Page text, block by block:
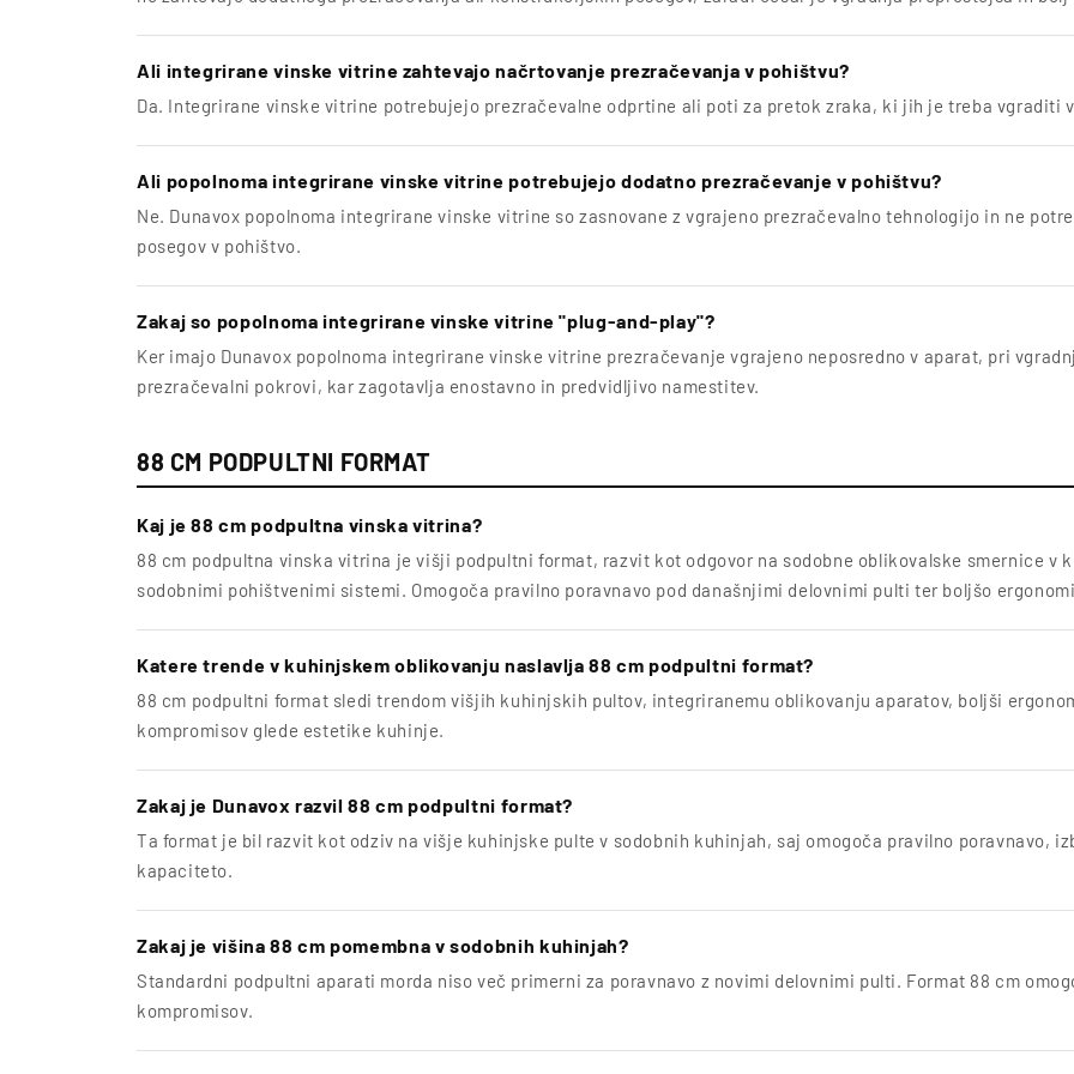
Ali integrirane vinske vitrine zahtevajo načrtovanje prezračevanja v pohištvu?
Da. Integrirane vinske vitrine potrebujejo prezračevalne odprtine ali poti za pretok zraka, ki jih je treba vgraditi
Ali popolnoma integrirane vinske vitrine potrebujejo dodatno prezračevanje v pohištvu?
Ne. Dunavox popolnoma integrirane vinske vitrine so zasnovane z vgrajeno prezračevalno tehnologijo in ne
posegov v pohištvo.
Zakaj so popolnoma integrirane vinske vitrine "plug-and-play"?
Ker imajo Dunavox popolnoma integrirane vinske vitrine prezračevanje vgrajeno neposredno v aparat, pri
prezračevalni pokrovi, kar zagotavlja enostavno in predvidljivo namestitev.
88 CM PODPULTNI FORMAT
Kaj je 88 cm podpultna vinska vitrina?
88 cm podpultna vinska vitrina je višji podpultni format, razvit kot odgovor na sodobne oblikovalske smernice
sodobnimi pohištvenimi sistemi. Omogoča pravilno poravnavo pod današnjimi delovnimi pulti ter boljšo
Katere trende v kuhinjskem oblikovanju naslavlja 88 cm podpultni format?
88 cm podpultni format sledi trendom višjih kuhinjskih pultov, integriranemu oblikovanju aparatov, boljši
kompromisov glede estetike kuhinje.
Zakaj je Dunavox razvil 88 cm podpultni format?
Ta format je bil razvit kot odziv na višje kuhinjske pulte v sodobnih kuhinjah, saj omogoča pravilno poravnavo,
kapaciteto.
Zakaj je višina 88 cm pomembna v sodobnih kuhinjah?
Standardni podpultni aparati morda niso več primerni za poravnavo z novimi delovnimi pulti. Format 88 cm
kompromisov.